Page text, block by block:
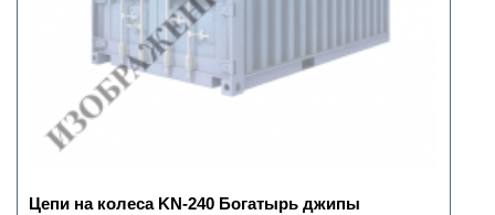
Цепи на колеса KN-240 Богатырь джипы